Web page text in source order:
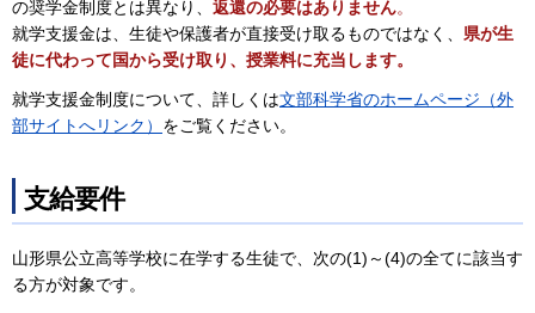
の奨学金制度とは異なり、 返還の必要はありません。
就学支援金は、生徒や保護者が直接受け取るものではなく、 県が生
徒に代わって国から受け取り、授業料に充当します。
就学支援金制度について、詳しくは文部科学省のホームページ（外
部サイトへリンク） をご覧ください。
支給要件
山形県公立高等学校に在学する生徒で、次の(1)～(4)の全てに該当す
る方が対象です。